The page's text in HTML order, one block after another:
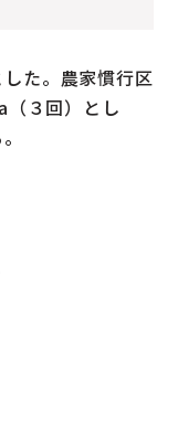
た。農家慣行区
３回）とし